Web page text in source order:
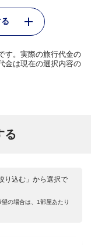
す。実際の旅行代金の
金は現在の選択内容の
る
り込む」から選択で
の場合は、1部屋あたり